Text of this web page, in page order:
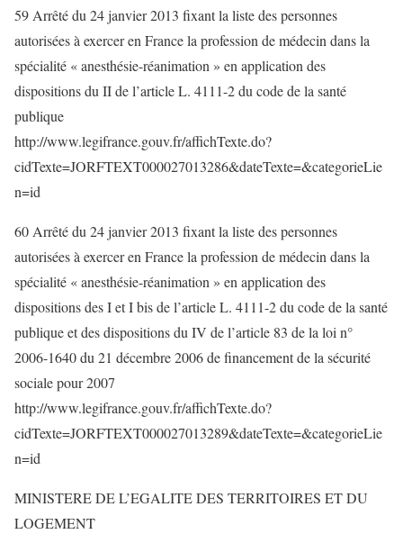
59 Arrêté du 24 janvier 2013 fixant la liste des personnes
autorisées à exercer en France la profession de médecin dans la
spécialité « anesthésie-réanimation » en application des
dispositions du II de l’article L. 4111-2 du code de la santé
publique
http://www.legifrance.gouv.fr/affichTexte.do?
cidTexte=JORFTEXT000027013286&dateTexte=&categorieLie
n=id
60 Arrêté du 24 janvier 2013 fixant la liste des personnes
autorisées à exercer en France la profession de médecin dans la
spécialité « anesthésie-réanimation » en application des
dispositions des I et I bis de l’article L. 4111-2 du code de la santé
publique et des dispositions du IV de l’article 83 de la loi n°
2006-1640 du 21 décembre 2006 de financement de la sécurité
sociale pour 2007
http://www.legifrance.gouv.fr/affichTexte.do?
cidTexte=JORFTEXT000027013289&dateTexte=&categorieLie
n=id
MINISTERE DE L’EGALITE DES TERRITOIRES ET DU
LOGEMENT